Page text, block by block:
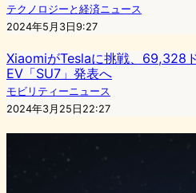
テクノロジーと経済ニュース
2024年5月3日9:27
XiaomiがTeslaに挑戦、69,328
EV「SU7」発表へ
モビリティーニュース
2024年3月25日22:27